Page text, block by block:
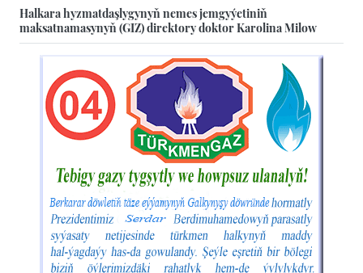
Halkara hyzmatdaşlygynyň nemes jemgyýetiniň
maksatnamasynyň (GIZ) direktory doktor Karolina Milow